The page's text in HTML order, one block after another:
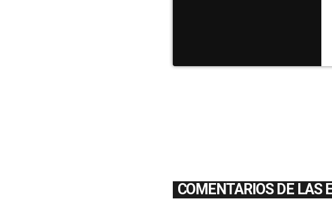
COMENTARIOS DE LAS